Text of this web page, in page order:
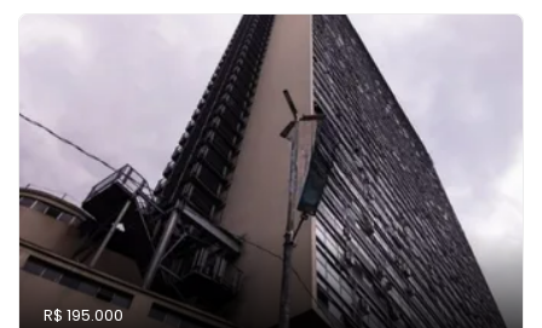
R$ 195.000